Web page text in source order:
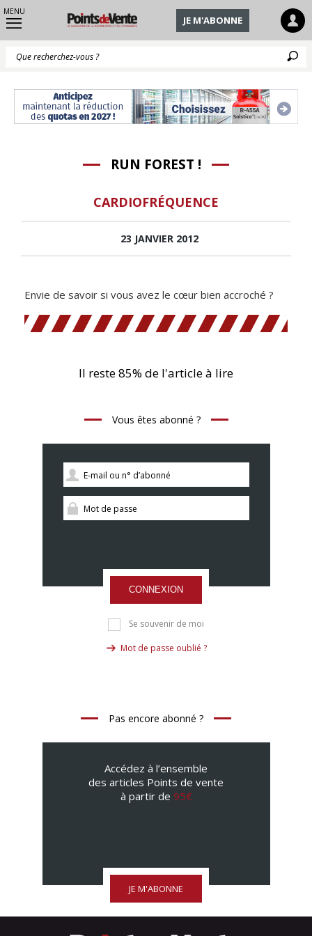
MENU
JE M'ABONNE
RUN FOREST !
CARDIOFRÉQUENCE
23 JANVIER 2012
Envie de savoir si vous avez le cœur bien accroché ?
Il reste 85% de l'article à lire
Vous êtes abonné ?
CONNEXION
Se souvenir de moi
Mot de passe oublié ?
Pas encore abonné ?
Accédez à l’ensemble
des articles Points de vente
à partir de 95€
JE M'ABONNE